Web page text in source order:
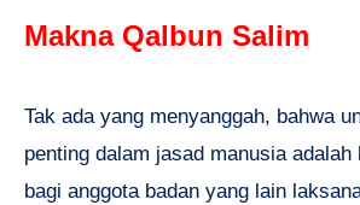
Makna Qalbun Salim
Tak ada yang menyanggah, bahwa
penting dalam jasad manusia
bagi anggota badan yang lain